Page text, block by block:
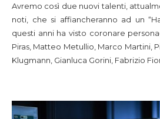
Avremo così due nuovi talenti,
noti, che si affiancheranno ad un
questi anni ha visto coronare
Piras, Matteo Metullio, Marco Martini,
Klugmann, Gianluca Gorini, Fabrizio